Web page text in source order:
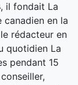
il fondait La
canadien en la
rédacteur en
quotidien La
pendant 15